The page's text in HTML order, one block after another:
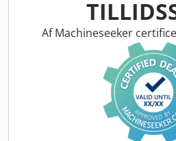
6,0 km/t • Ydre venderadius 2,60
0,75 m • Klatreevne 30% •
Arbejdsområde
Knækpunktshøjde 7,12 m • Sving,
345° • Platformens bæreevne
længde 4,14 m • Kurvarm –
(+60° / −60°) • Bagindgang med
proportional joystick til køre- og
integreret vippefunktion for
joysticks til proportional styring af
Af Machineseeker